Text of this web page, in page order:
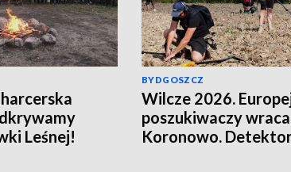
Leśnej!
BYDGOSZCZ
Wilcze 2026.
poszukiwaczy
Koronowo.